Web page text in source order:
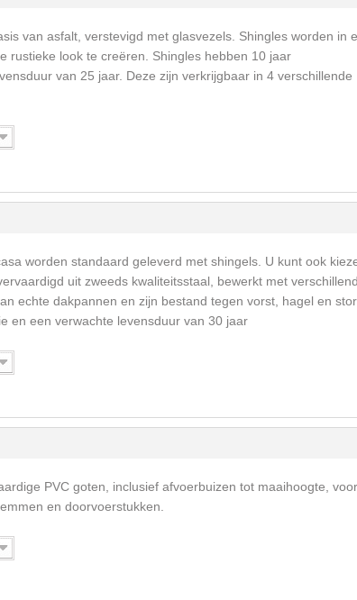
van asfalt, verstevigd met glasvezels. Shingles worden in
rustieke look te creëren. Shingles hebben 10 jaar
van 25 jaar. Deze zijn verkrijgbaar in 4 verschillende
worden standaard geleverd met shingels. U kunt ook
uit zweeds kwaliteitsstaal, bewerkt met
echte dakpannen en zijn bestand tegen vorst, hagel en
en een verwachte levensduur van 30 jaar
PVC goten, inclusief afvoerbuizen tot maaihoogte,
en doorvoerstukken.